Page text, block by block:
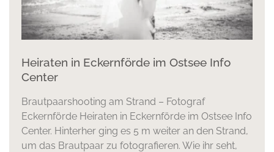
Heiraten in Eckernförde im Ostsee Info
Center
Brautpaarshooting am Strand – Fotograf
Eckernförde Heiraten in Eckernförde im Ostsee Info
Center. Hinterher ging es 5 m weiter an den Strand,
um das Brautpaar zu fotografieren. Wie ihr seht,